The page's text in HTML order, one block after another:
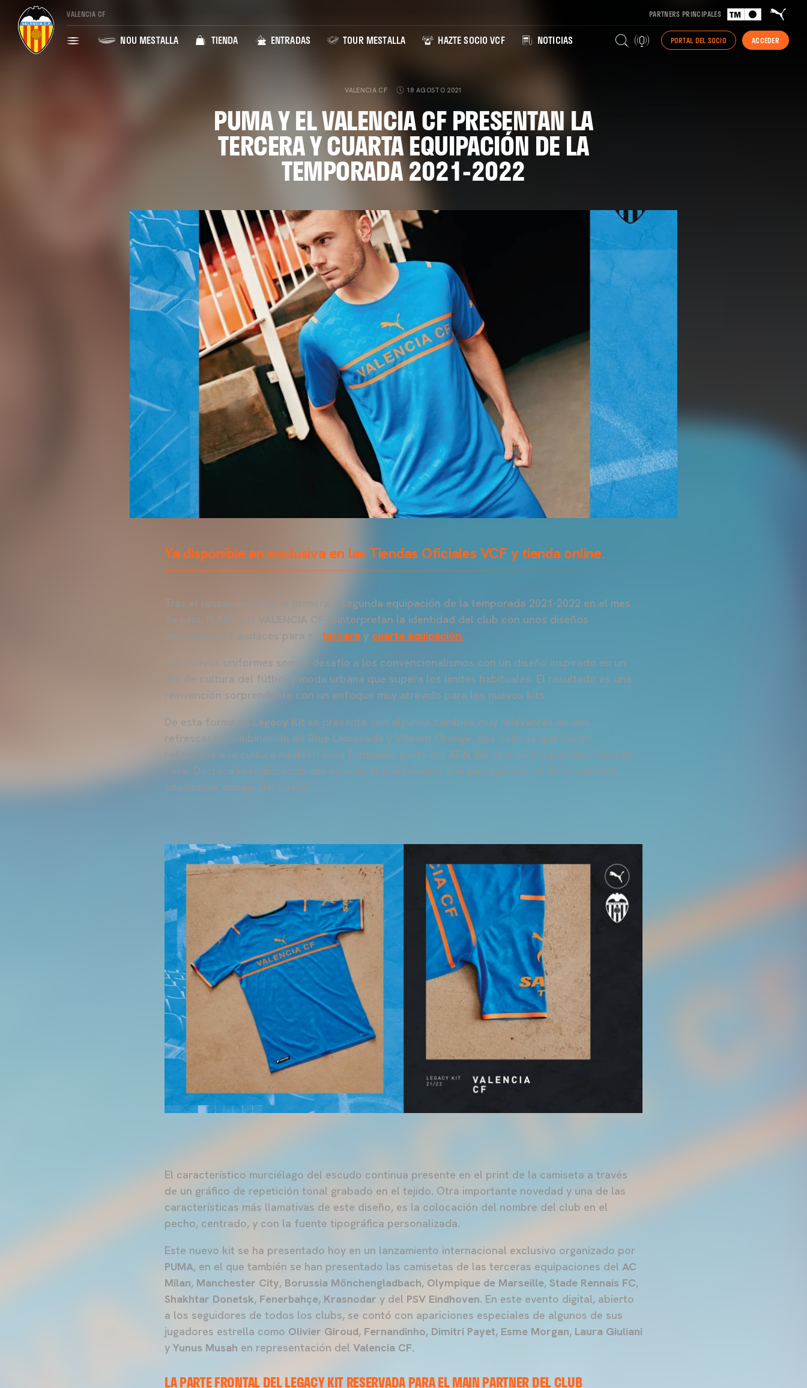
VALENCIA CF PARTNERS PRINCIPALES
NOU MESTALLA TIENDA ENTRADAS TOUR MESTALLA HAZTE SOCIO VCF NOTICIAS PORTAL DEL SOCIO ACCEDER
VALENCIA CF 18 AGOSTO 2021
PUMA Y EL VALENCIA CF PRESENTAN LA
TERCERA Y CUARTA EQUIPACIÓN DE LA
TEMPORADA 2021-2022
Ya disponible en exclusiva en las Tiendas Oficiales VCF y tienda online.
Tras el lanzamiento de la primera y segunda equipación de la temporada 2021-2022 en el mes
de julio, PUMA
reinterpretan la identidad del club con unos diseños
innovadores y audaces para su tercera y cuarta equipación.
Los nuevos uniformes son un desafío a los convencionalismos con un diseño inspirado en un
mix de cultura del fútbol y moda urbana que supera los límites habituales. El resultado es una
reinvención sorprendente con un enfoque muy atrevido para los nuevos kits.
De esta forma, el Legacy Kit se presenta con algunos cambios muy relevantes en una
refrescante combinación de Blue Lemonade y Vibrant Orange, dos colores que hacen
referencia a la cultura mediterránea formando parte del ADN del club en los partidos lejos de
casa. Destaca la reubicación del escudo, trasladándose a la parte posterior de la camiseta,
situándose debajo del cuello.
El característico murciélago del escudo continua presente en el print de la camiseta a través
de un gráfico de repetición tonal grabado en el tejido. Otra importante novedad y una de las
características más llamativas de este diseño, es la colocación del nombre del club en el
pecho, centrado, y con la fuente tipográfica personalizada.
Este nuevo kit se ha presentado hoy en un lanzamiento internacional exclusivo organizado por
PUMA, en el que también se han presentado las camisetas de las terceras equipaciones del AC
Milan, Manchester City, Borussia Mönchengladbach, Olympique de Marseille, Stade Rennais FC,
Shakhtar Donetsk, Fenerbahçe, Krasnodar y del PSV Eindhoven. En este evento digital, abierto
a los seguidores de todos los clubs, se contó con apariciones especiales de algunos de sus
jugadores estrella como Olivier Giroud, Fernandinho, Dimitri Payet, Esme Morgan, Laura Giuliani
y Yunus Musah en representación del Valencia CF.
LA PARTE FRONTAL DEL LEGACY KIT RESERVADA PARA EL MAIN PARTNER DEL CLUB